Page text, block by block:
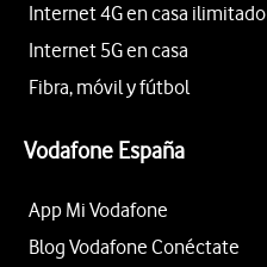
Internet 4G en casa ilimitado
Internet 5G en casa
Fibra, móvil y fútbol
Vodafone España
App Mi Vodafone
Blog Vodafone Conéctate